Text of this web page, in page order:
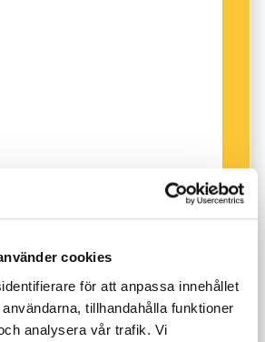
cookies
för att anpassa innehållet
tillhandahålla funktioner
analysera vår trafik. Vi